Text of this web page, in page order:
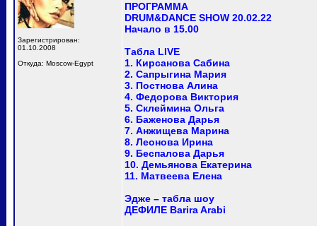
Зарегистрирован:
01.10.2008
Откуда: Moscow-Egypt
ПРОГРАММА
DRUM&DANCE SHOW 20.02.22
Начало в 15.00
Табла LIVE
1. Кирсанова Сабина
2. Сапрыгина Мария
3. Постнова Алина
4. Федорова Виктория
5. Склеймина Ольга
6. Баженова Дарья
7. Анжищева Марина
8. Леонова Ирина
9. Беспалова Дарья
10. Демьянова Екатерина
11. Матвеева Елена
Эдже – табла шоу
ДЕФИЛЕ Barira Arabi